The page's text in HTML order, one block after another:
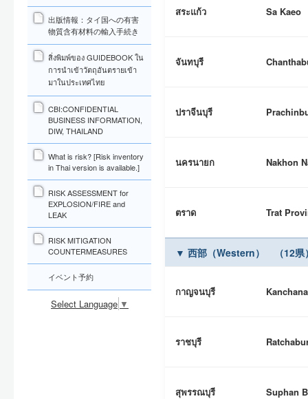
สระแก้ว Sa Kaeo
จันทบุรี
ปราจีนบุรี
นครนายก Nakhon
ตราด Trat
▼ 西部（Western） （12県
กาญจนบุรี
ราชบุรี
สุพรรณบุรี Suphan
出版情報：タイ国への有害
物質含有材料の輸入手続き
สิ่งพิมพ์ของ GUIDEBOOK ใน
การนำเข้าวัตถุอันตรายเข้า
มาในประเทศไทย
CBI:CONFIDENTIAL
BUSINESS INFORMATION,
DIW, THAILAND
What is risk? [Risk inventory
in Thai version is available.]
RISK ASSESSMENT for
EXPLOSION/FIRE and
LEAK
RISK MITIGATION
COUNTERMEASURES
イベント予約
Select Language ▼